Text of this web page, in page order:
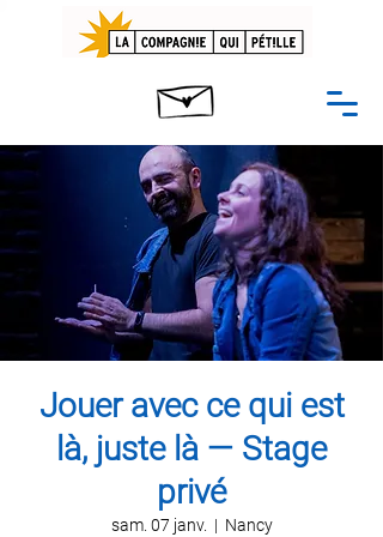
Jouer avec ce qui est
là, juste là — Stage
privé
sam. 07 janv.
  |
Nancy